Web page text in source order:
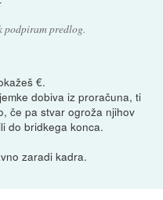
podpiram predlog.
€.
dobiva iz proračuna, ti
če pa stvar ogroža njihov
do bridkega konca.
zaradi kadra.